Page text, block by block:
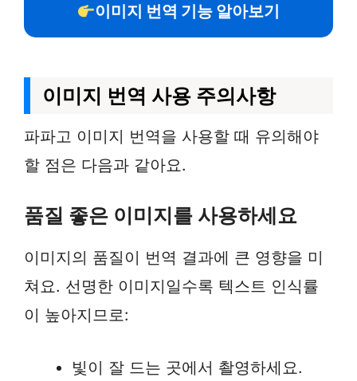
이미지 번역 기능 알아보기
이미지 번역 사용 주의사항
파파고 이미지 번역을 사용할 때 유의해야
할 점은 다음과 같아요.
품질 좋은 이미지를 사용하세요
이미지의 품질이 번역 결과에 큰 영향을 미
쳐요. 선명한 이미지일수록 텍스트 인식률
이 높아지므로:
빛이 잘 드는 곳에서 촬영하세요.